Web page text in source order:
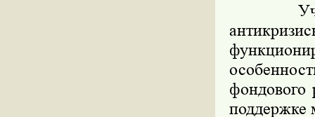
фондового
поддержке